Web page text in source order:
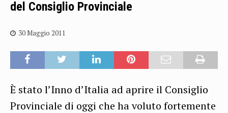
del Consiglio Provinciale
30 Maggio 2011
È stato l’Inno d’Italia ad aprire il Consiglio
Provinciale di oggi che ha voluto fortemente